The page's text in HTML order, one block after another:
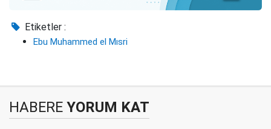
Etiketler :
Ebu Muhammed el Mısri
HABERE YORUM KAT